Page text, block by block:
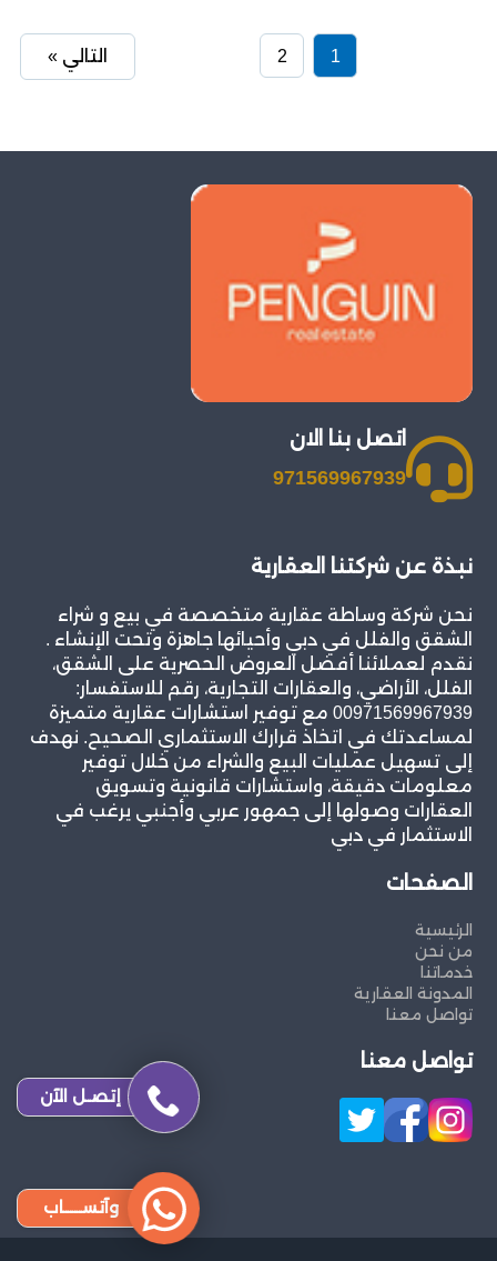
1
2 التالي »
اتصل بنا الان
971569967939
نبذة عن شركتنا العقارية
نحن شركة وساطة عقارية متخصصة في بيع و شراء
الشقق والفلل في دبي وأحيائها جاهزة وتحت الإنشاء .
نقدم لعملائنا أفضل العروض الحصرية على الشقق،
الفلل، الأراضي، والعقارات التجارية، رقم للاستفسار:
00971569967939 مع توفير استشارات عقارية متميزة
لمساعدتك في اتخاذ قرارك الاستثماري الصحيح. نهدف
إلى تسهيل عمليات البيع والشراء من خلال توفير
معلومات دقيقة، واستشارات قانونية وتسويق
العقارات وصولها إلى جمهور عربي وأجنبي يرغب في
الاستثمار في دبي
الصفحات
الرئيسية
من نحن
خدماتنا
المدونة العقارية
تواصل معنا
تواصل معنا
إتصـل الآن
وآتســــاب